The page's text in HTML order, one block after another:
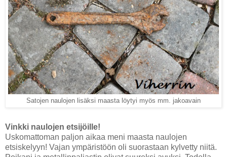
Satojen naulojen lisäksi maasta löytyi myös mm. jakoavain
Vinkki naulojen etsijöille!
Uskomattoman paljon aikaa meni maasta naulojen
etsiskelyyn! Vajan ympäristöön oli suorastaan kylvetty niitä.